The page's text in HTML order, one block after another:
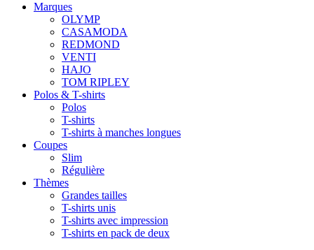
Marques
OLYMP
CASAMODA
REDMOND
VENTI
HAJO
TOM RIPLEY
Polos & T-shirts
Polos
T-shirts
T-shirts à manches longues
Coupes
Slim
Régulière
Thèmes
Grandes tailles
T-shirts unis
T-shirts avec impression
T-shirts en pack de deux